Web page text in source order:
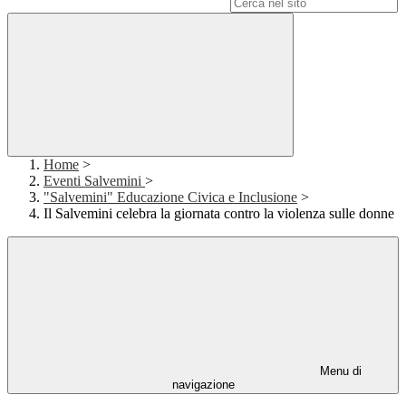
Home >
Eventi Salvemini >
"Salvemini" Educazione Civica e Inclusione >
Il Salvemini celebra la giornata contro la violenza sulle donne
Menu di
navigazione